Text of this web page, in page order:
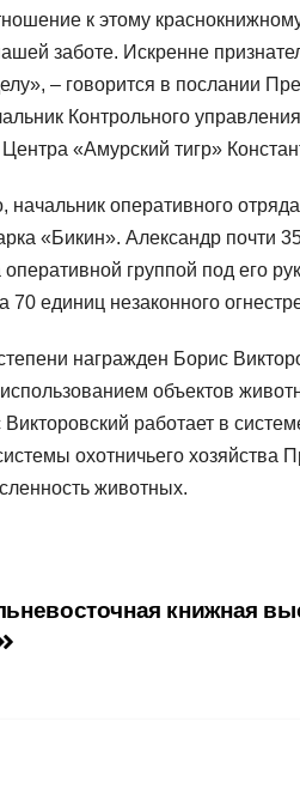
к этому
заботе. Искренне
– говорится в послании
Контрольного
«Амурский тигр»
оперативного
«Бикин». Александр почти
группой под его
единиц незаконного
награжден Борис
объектов
работает в
охотничьего хозяйства
животных.
книжная